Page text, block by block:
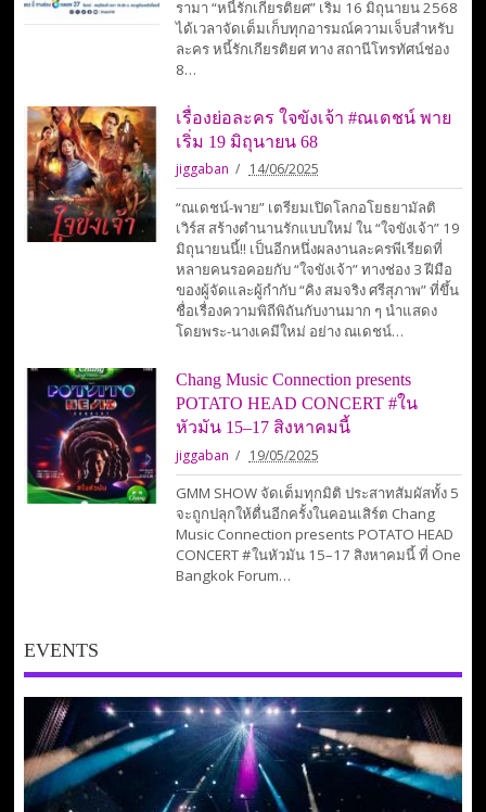
รามา “หนี้รักเกียรติยศ” เริ่ม 16 มิถุนายน 2568
ได้เวลาจัดเต็มเก็บทุกอารมณ์ความเจ็บสำหรับ
ละคร หนี้รักเกียรติยศ ทาง สถานีโทรทัศน์ช่อง
8…
เรื่องย่อละคร ใจขังเจ้า #ณเดชน์ พาย
เริ่ม 19 มิถุนายน 68
jiggaban 14/06/2025
“ณเดชน์-พาย” เตรียมเปิดโลกอโยธยามัลติ
เวิร์ส สร้างตำนานรักแบบใหม่ ใน “ใจขังเจ้า” 19
มิถุนายนนี้!! เป็นอีกหนึ่งผลงานละครพีเรียดที่
หลายคนรอคอยกับ “ใจขังเจ้า” ทางช่อง 3 ฝีมือ
ของผู้จัดและผู้กำกับ “คิง สมจริง ศรีสุภาพ” ที่ขึ้น
ชื่อเรื่องความพิถีพิถันกับงานมาก ๆ นำแสดง
โดยพระ-นางเคมีใหม่ อย่าง ณเดชน์…
Chang Music Connection presents
POTATO HEAD CONCERT #ใน
หัวมัน 15–17 สิงหาคมนี้
jiggaban 19/05/2025
GMM SHOW จัดเต็มทุกมิติ ประสาทสัมผัสทั้ง 5
จะถูกปลุกให้ตื่นอีกครั้งในคอนเสิร์ต Chang
Music Connection presents POTATO HEAD
CONCERT #ในหัวมัน 15–17 สิงหาคมนี้ ที่ One
Bangkok Forum…
EVENTS